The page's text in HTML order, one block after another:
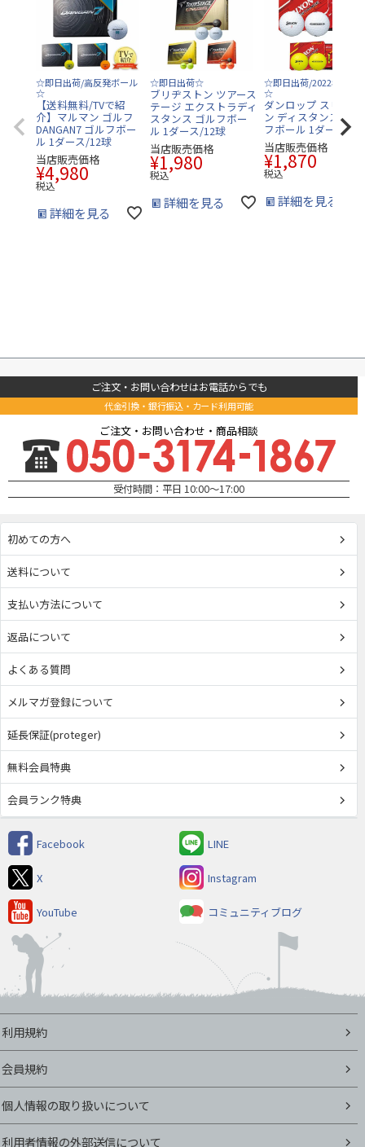
☆即日出荷/高反発ボール
☆
【送料無料/TVで紹
介】マルマン ゴルフ
DANGAN7 ゴルフボー
ル 1ダース/12球
当店販売価格
¥4,980
税込
詳細を見る
☆即日出荷☆
ブリヂストン ツアース
テージ エクストラディ
スタンス ゴルフボー
ル 1ダース/12球
当店販売価格
¥1,980
税込
詳細を見る
☆即日出荷/2022年モデ
☆
ダンロップ スリクソ
ン ディスタンス9 ゴ
フボール 1ダース/12
当店販売価格
¥1,870
税込
詳細を見る
ご注文・お問い合わせはお電話からでも
代金引換・銀行振込・カード利用可能
ご注文・お問い合わせ・商品相談
受付時間：平日 10:00～17:00
初めての方へ
送料について
支払い方法について
返品について
よくある質問
メルマガ登録について
延長保証(proteger)
無料会員特典
会員ランク特典
Facebook LINE
X Instagram
YouTube コミュニティブログ
利用規約
会員規約
個人情報の取り扱いについて
利用者情報の外部送信について